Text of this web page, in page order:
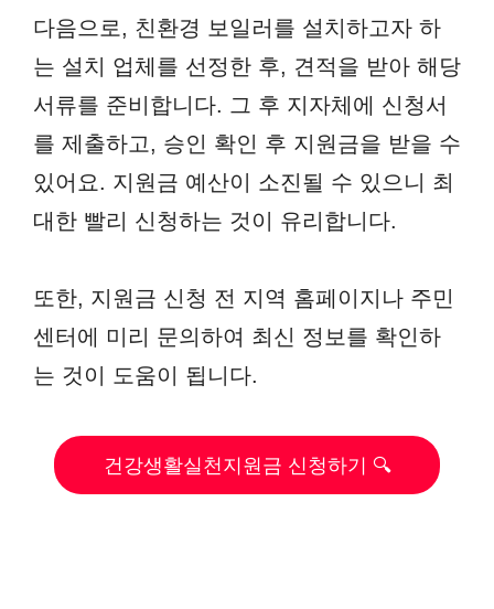
다음으로, 친환경 보일러를 설치하고자 하
는 설치 업체를 선정한 후, 견적을 받아 해당
서류를 준비합니다. 그 후 지자체에 신청서
를 제출하고, 승인 확인 후 지원금을 받을 수
있어요. 지원금 예산이 소진될 수 있으니 최
대한 빨리 신청하는 것이 유리합니다.
또한, 지원금 신청 전 지역 홈페이지나 주민
센터에 미리 문의하여 최신 정보를 확인하
는 것이 도움이 됩니다.
건강생활실천지원금 신청하기 🔍